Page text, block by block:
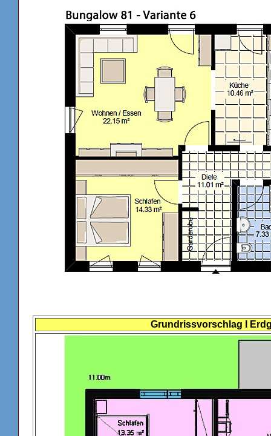
Grundrissvorschlag I